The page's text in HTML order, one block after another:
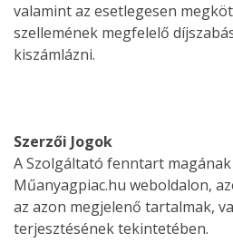
valamint az esetlegesen
szellemének megfelelő
kiszámlázni.
Szerzői Jogok
A Szolgáltató fenntart
Műanyagpiac.hu weboldalon,
az azon megjelenő tartalmak,
terjesztésének tekintetében.